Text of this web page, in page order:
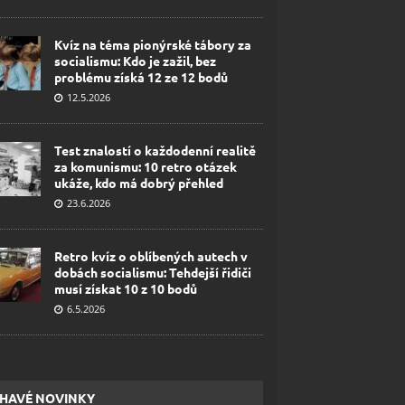
Kvíz na téma pionýrské tábory za
socialismu: Kdo je zažil, bez
problému získá 12 ze 12 bodů
12.5.2026
Test znalostí o každodenní realitě
za komunismu: 10 retro otázek
ukáže, kdo má dobrý přehled
23.6.2026
Retro kvíz o oblíbených autech v
dobách socialismu: Tehdejší řidiči
musí získat 10 z 10 bodů
6.5.2026
NOVINKY